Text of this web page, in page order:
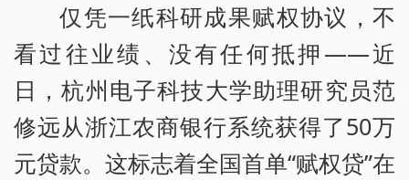
仅凭一纸科研成果赋权协议，不
看过往业绩、没有任何抵押——近
日，杭州电子科技大学助理研究员范
修远从浙江农商银行系统获得了50万
元贷款。这标志着全国首单“赋权贷”在